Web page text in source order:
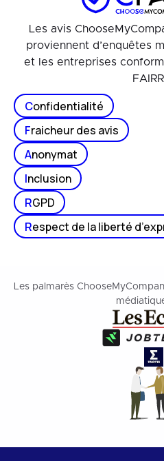
Les avis
proviennent d’enquêtes
et les entreprises
Confidentialité
Fraicheur des avis
Anonymat
Inclusion
RGPD
Respect de la liberté
Les palmarès